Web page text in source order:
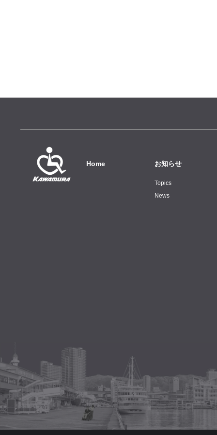
Home お知らせ
Topics
News